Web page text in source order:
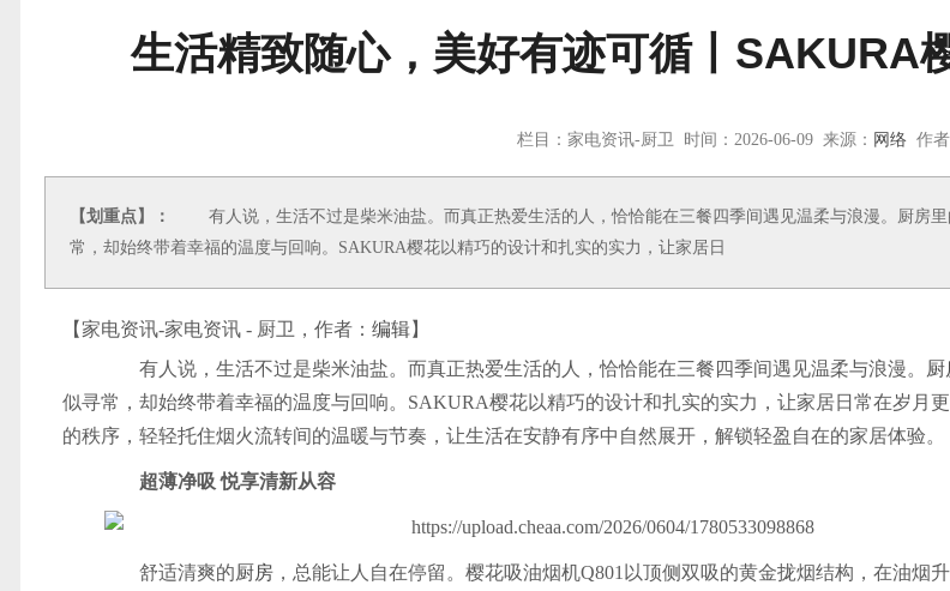
生活精致随心，美好有迹可循丨SAKURA
栏目：家电资讯-厨卫 时间：2026-06-09 来源： 网络作者
【划重点】：
有人说，生活不过是柴米油盐。而真正热爱生活的人，恰恰能在三餐四季间遇见温柔与浪漫。厨房里
常，却始终带着幸福的温度与回响。SAKURA樱花以精巧的设计和扎实的实力，让家居日
【家电资讯-家电资讯 - 厨卫，作者： 编辑】
有人说，生活不过是柴米油盐。而真正热爱生活的人，恰恰能在三餐四季间遇见温柔与浪漫。
厨
似寻常，却始终带着幸福的温度与回响。SAKURA樱花以精巧的设计和扎实的实力，让家居日常在岁月
的秩序，轻轻托住烟火流转间的温暖与节奏，让生活在安静有序中自然展开，解锁轻盈自在的家居体验。
超薄净吸 悦享清新从容
舒适清爽的厨房 ，总能让人自在停留。樱花吸油烟机Q801以顶侧双吸的黄金拢烟结构，在油烟